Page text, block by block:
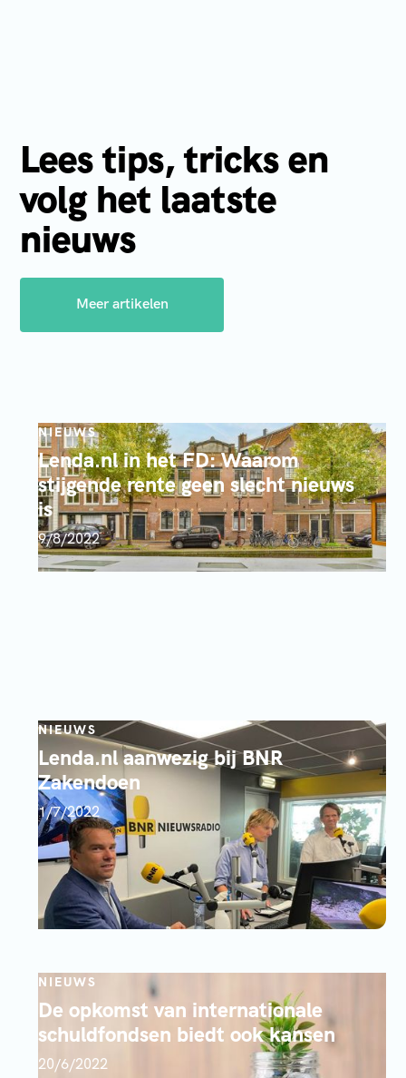
Lees tips, tricks en
volg het laatste
nieuws
Meer artikelen
NIEUWS
Lenda.nl in het FD: Waarom
stijgende rente geen slecht nieuws
is
9/8/2022
NIEUWS
Lenda.nl aanwezig bij BNR
Zakendoen
1/7/2022
NIEUWS
De opkomst van internationale
schuldfondsen biedt ook kansen
20/6/2022